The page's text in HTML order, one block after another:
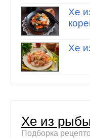
Хе
Хе
Хе из рыбы
Подборка